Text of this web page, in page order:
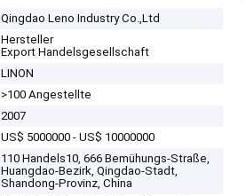
Qingdao Leno Industry Co.,Ltd
Hersteller
Export Handelsgesellschaft
LINON
>100 Angestellte
2007
US$ 5000000 - US$ 10000000
110 Handels10, 666 Bemühungs-Straße,
Huangdao-Bezirk, Qingdao-Stadt,
Shandong-Provinz, China